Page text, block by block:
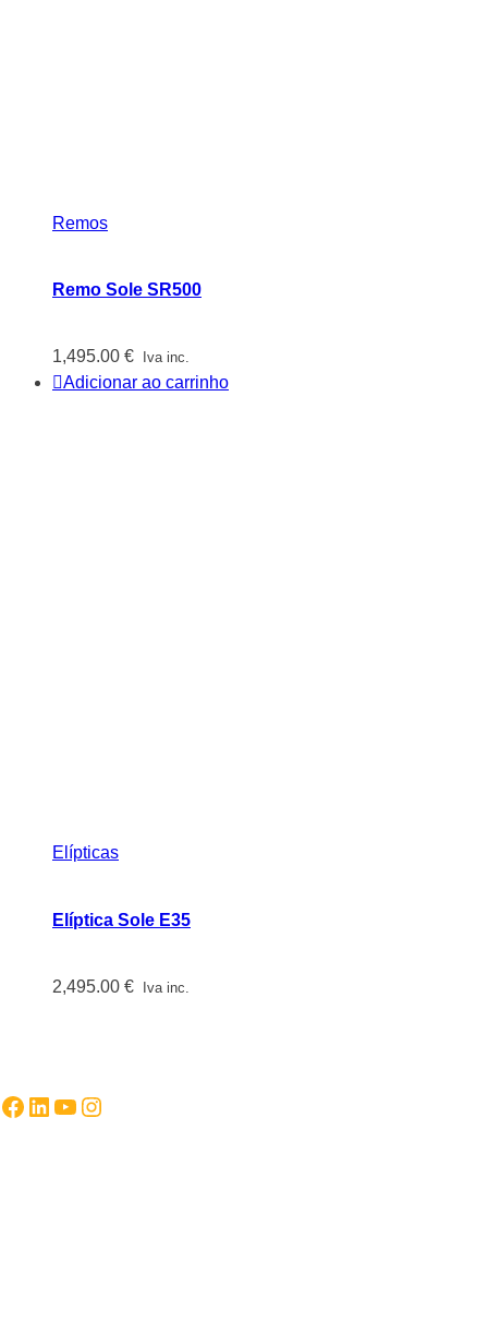
Remos
Remo Sole SR500
1,495.00 € Iva inc.
Adicionar ao carrinho
Elípticas
Elíptica Sole E35
2,495.00 € Iva inc.
Facebook
LinkedIn
YouTube
Instagram